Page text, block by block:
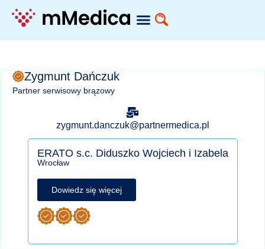
Zygmunt Dańczuk
Partner serwisowy brązowy
zygmunt.danczuk@partnermedica.pl
ERATO s.c. Diduszko Wojciech i Izabela
Wrocław
Dowiedz się więcej